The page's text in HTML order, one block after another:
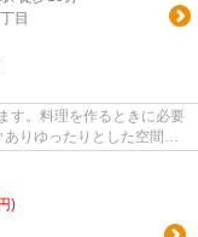
目
。料理を作るときに必要
りゆったりとした空間が
)